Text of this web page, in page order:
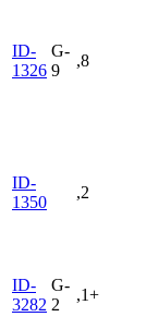
ID-
1326
G-
9
,8
ID-
1350
,2
ID-
3282
G-
2
,1+